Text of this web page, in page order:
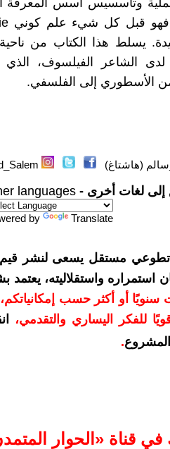
وتأسسيس أسس المعرفة
يسلط هذا الكتاب من
لدى الشاعر الفيلسوف،
الأسطوري إلى الفلسفي.
(هاشتاغ)
إلى لغات أخرى - languages
by Translate
مستقل يسعى لنشر قيم
استمراره واستقلاليته،
10 دولارات سنويًا أو أكثر حسب
للفكر اليساري والتقدمي،
.
في قناة ‫«الحوار